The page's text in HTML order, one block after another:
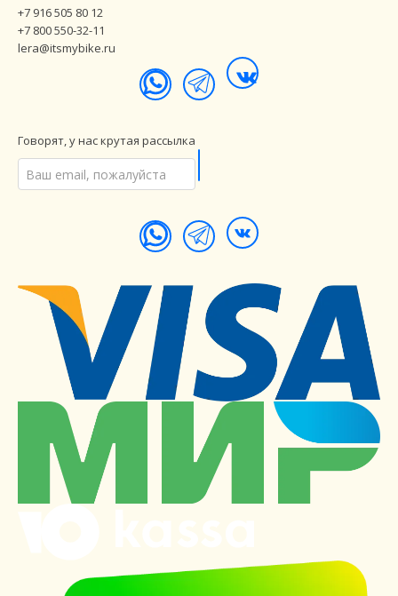
+7 916 505 80 12
+7 800 550-32-11
lera@itsmybike.ru
Говорят, у нас крутая рассылка